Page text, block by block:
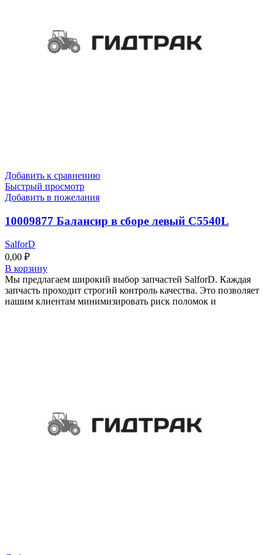
Добавить к сравнению
Быстрый просмотр
Добавить в пожелания
10009877 Балансир в сборе левый C5540L
SalforD
0,00 ₽
В корзину
Мы предлагаем широкий выбор запчастей SalforD. Каждая
запчасть проходит строгий контроль качества. Это позволяет
нашим клиентам минимизировать риск поломок и